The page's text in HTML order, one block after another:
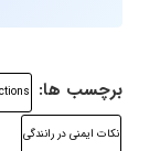
برچسب ها:
نکات ایمنی در رانندگی